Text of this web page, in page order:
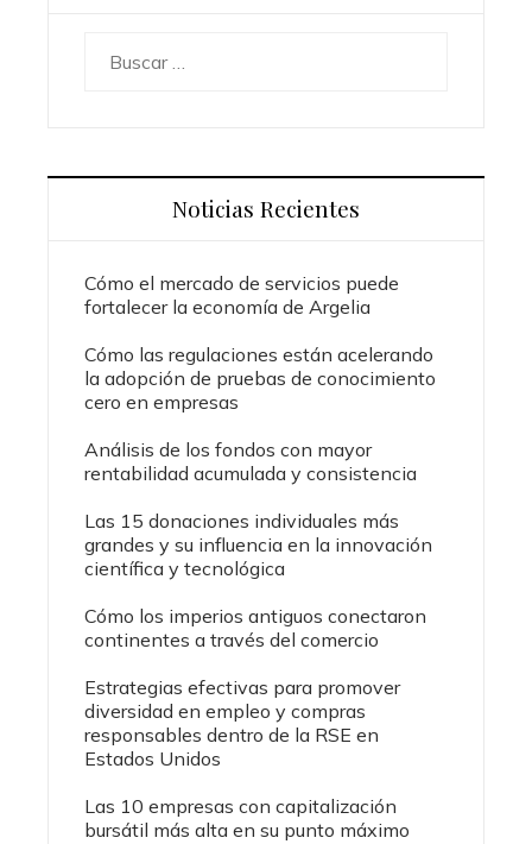
Noticias Recientes
Cómo el mercado de servicios puede
fortalecer la economía de Argelia
Cómo las regulaciones están acelerando
la adopción de pruebas de conocimiento
cero en empresas
Análisis de los fondos con mayor
rentabilidad acumulada y consistencia
Las 15 donaciones individuales más
grandes y su influencia en la innovación
científica y tecnológica
Cómo los imperios antiguos conectaron
continentes a través del comercio
Estrategias efectivas para promover
diversidad en empleo y compras
responsables dentro de la RSE en
Estados Unidos
Las 10 empresas con capitalización
bursátil más alta en su punto máximo